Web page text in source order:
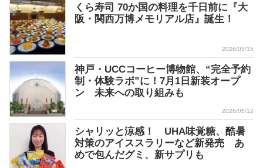
くら寿司 70か国の料理を千日前に『大
阪・関西万博メモリアル店』誕生！
2026/05/15
神戸・UCCコーヒー博物館、“完全予約
制・体験ラボ”に！7月1日新装オープ
ン 未来への取り組みも
2026/05/12
シャリッと涼感！ UHA味覚糖、酷暑
対策のアイススラリーなど新発売 あ
めで包んだグミ、新サプリも